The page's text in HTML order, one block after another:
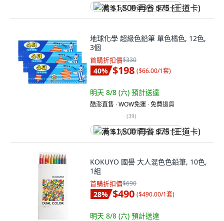
满 $1,500 再省 $75 (王道卡)
地球化學 超級色鉛筆 單色橘色, 12色,
3個
首購折扣價$330
40% $198 ($66.00/1套)
明天 8/8 (六) 預計送達
酷澎直售 ∙ WOW免運 ∙ 免費退貨
(39)
满 $1,500 再省 $75 (王道卡)
KOKUYO 國譽 大人混色色鉛筆, 10色,
1組
首購折扣價$690
28% $490 ($490.00/1套)
明天 8/8 (六) 預計送達